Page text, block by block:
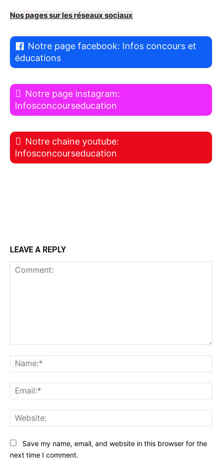
Nos pages sur les réseaux sociaux
Notre page facebook: Infos concours et
éducations
Notre page instagram:
Infosconcourseducation
Notre chaine youtube:
Infosconcourseducation
LEAVE A REPLY
Save my name, email, and website in this browser for the
next time I comment.